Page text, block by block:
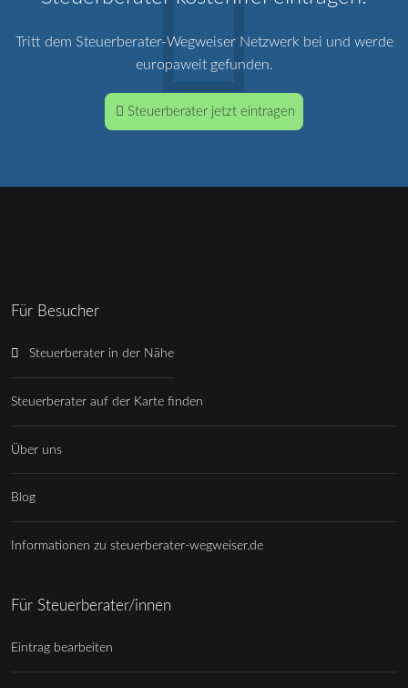
Tritt dem Steuerberater-Wegweiser Netzwerk bei und werde
europaweit gefunden.
Steuerberater jetzt eintragen
Für Besucher
Steuerberater in der Nähe
Steuerberater auf der Karte finden
Über uns
Blog
Informationen zu steuerberater-wegweiser.de
Für Steuerberater/innen
Eintrag bearbeiten